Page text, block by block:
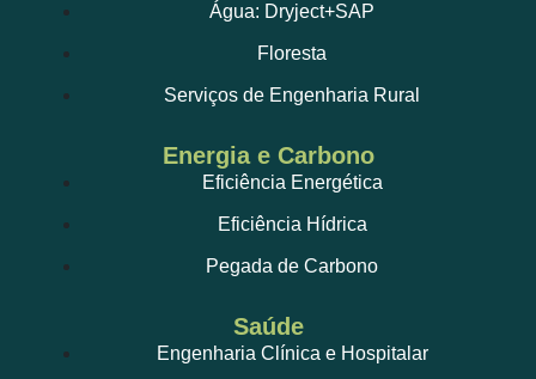
Água: Dryject+SAP
Floresta
Serviços de Engenharia Rural
Energia e Carbono
Eficiência Energética
Eficiência Hídrica
Pegada de Carbono
Saúde
Engenharia Clínica e Hospitalar